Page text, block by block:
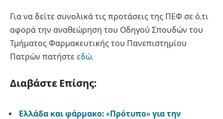
Για να δείτε συνολικά τις προτάσεις της ΠΕΦ σε ό,τι
αφορά την αναθεώρηση του Οδηγού Σπουδών του
Τμήματος Φαρμακευτικής του Πανεπιστημίου
Πατρών πατήστε εδώ.
Διαβάστε Επίσης:
Ελλάδα και φάρμακο: «Πρότυπο» για την